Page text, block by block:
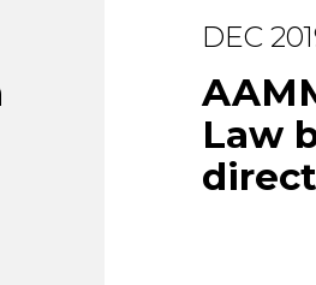
DEC
Law